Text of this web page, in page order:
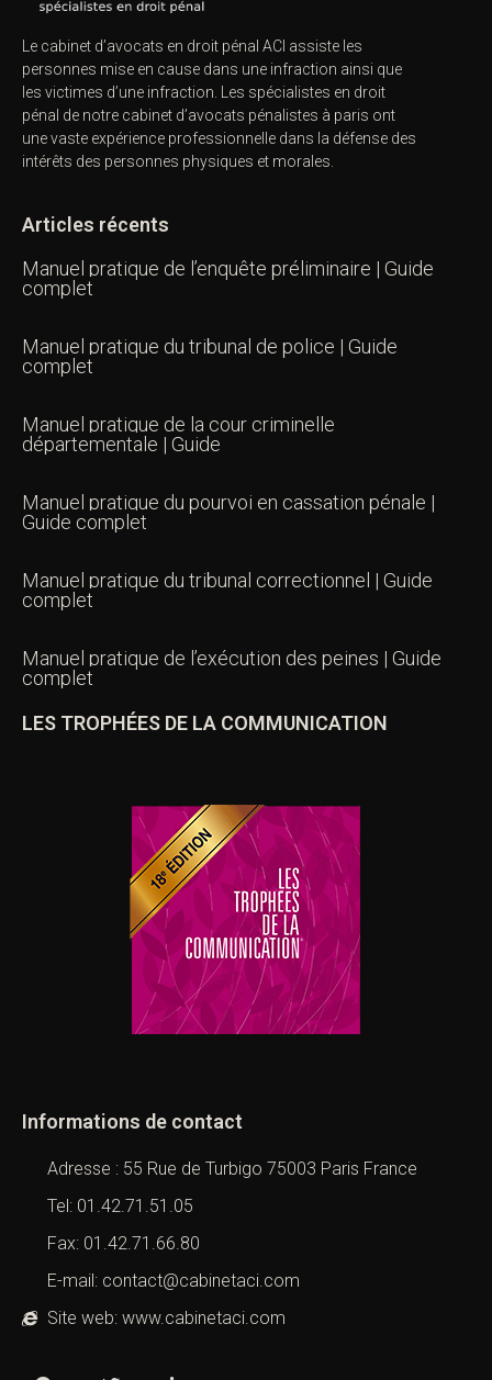
Le cabinet d’avocats en droit pénal ACI assiste les
personnes mise en cause dans une infraction ainsi que
les victimes d’une infraction. Les spécialistes en droit
pénal de notre cabinet d’avocats pénalistes à paris ont
une vaste expérience professionnelle dans la défense des
intérêts des personnes physiques et morales.
Articles récents
Manuel pratique de l’enquête préliminaire | Guide
complet
Manuel pratique du tribunal de police | Guide
complet
Manuel pratique de la cour criminelle
départementale | Guide
Manuel pratique du pourvoi en cassation pénale |
Guide complet
Manuel pratique du tribunal correctionnel | Guide
complet
Manuel pratique de l’exécution des peines | Guide
complet
LES TROPHÉES DE LA COMMUNICATION
Informations de contact
Adresse : 55 Rue de Turbigo 75003 Paris France
Tel: 01.42.71.51.05
Fax: 01.42.71.66.80
E-mail: contact@cabinetaci.com
Site web: www.cabinetaci.com